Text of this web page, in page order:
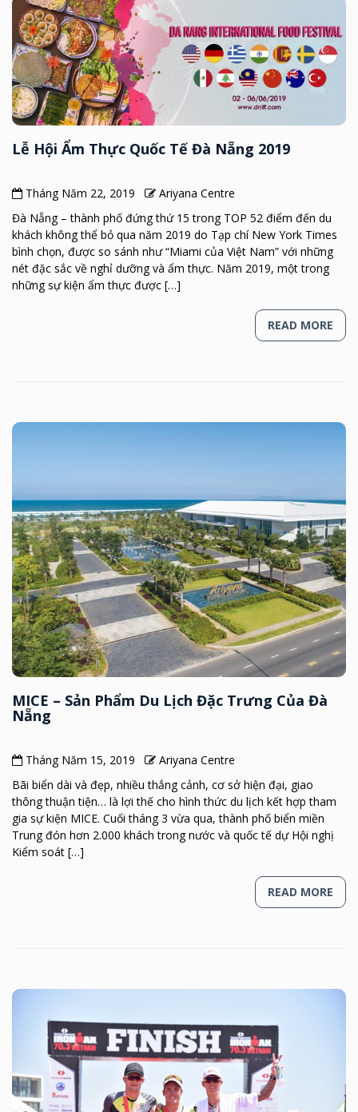
Lễ Hội Ẩm Thực Quốc Tế Đà Nẵng 2019
Tháng Năm 22, 2019
Ariyana Centre
Đà Nẵng – thành phố đứng thứ 15 trong TOP 52 điểm đến du
khách không thể bỏ qua năm 2019 do Tạp chí New York Times
bình chọn, được so sánh như “Miami của Việt Nam” với những
nét đặc sắc về nghỉ dưỡng và ẩm thực. Năm 2019, một trong
những sự kiện ẩm thực được […]
READ MORE
MICE – Sản Phẩm Du Lịch Đặc Trưng Của Đà
Nẵng
Tháng Năm 15, 2019
Ariyana Centre
Bãi biển dài và đẹp, nhiều thắng cảnh, cơ sở hiện đại, giao
thông thuận tiện… là lợi thế cho hình thức du lịch kết hợp tham
gia sự kiện MICE. Cuối tháng 3 vừa qua, thành phố biển miền
Trung đón hơn 2.000 khách trong nước và quốc tế dự Hội nghị
Kiểm soát […]
READ MORE